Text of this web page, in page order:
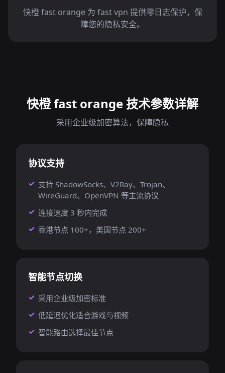
快橙 fast orange 为 fast vpn 提供零日志保护，保
障您的隐私安全。
快橙 fast orange 技术参数详解
采用企业级加密算法，保障隐私
协议支持
支持 ShadowSocks、V2Ray、Trojan、
WireGuard、OpenVPN 等主流协议
连接速度 3 秒内完成
香港节点 100+，美国节点 200+
智能节点切换
采用企业级加密标准
低延迟优化适合游戏与视频
智能路由选择最佳节点